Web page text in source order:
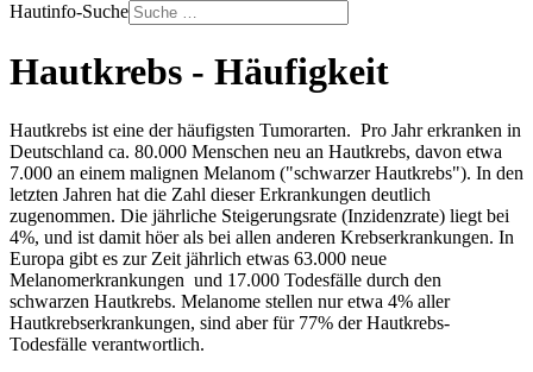
Hautinfo-Suche
Hautkrebs - Häufigkeit
Hautkrebs ist eine der häufigsten Tumorarten. Pro Jahr erkranken in
Deutschland ca. 80.000 Menschen neu an Hautkrebs, davon etwa
7.000 an einem malignen Melanom ("schwarzer Hautkrebs"). In den
letzten Jahren hat die Zahl dieser Erkrankungen deutlich
zugenommen. Die jährliche Steigerungsrate (Inzidenzrate) liegt bei
4%, und ist damit höer als bei allen anderen Krebserkrankungen. In
Europa gibt es zur Zeit jährlich etwas 63.000 neue
Melanomerkrankungen und 17.000 Todesfälle durch den
schwarzen Hautkrebs. Melanome stellen nur etwa 4% aller
Hautkrebserkrankungen, sind aber für 77% der Hautkrebs-
Todesfälle verantwortlich.